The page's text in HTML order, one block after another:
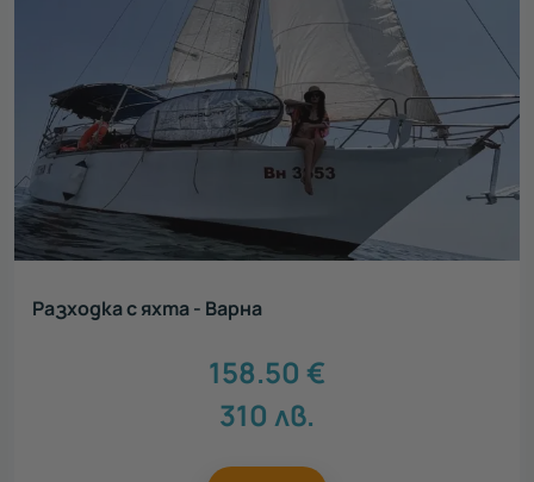
Разходка с яхта - Варна
158.50 €
310 лв.